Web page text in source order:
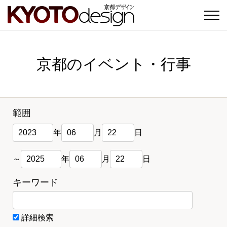
京都のイベント・行事
範囲
年 月 日
～ 年 月 日
キーワード
詳細検索